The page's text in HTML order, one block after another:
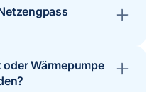
vorübergehend
Wärmepumpe